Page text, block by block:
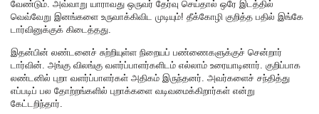
வேண்டும். அவ்வாறு யாராவது ஒருவர் தேர்வு செய்தால் ஒரே இடத்தில்
வெவ்வேறு இனங்களை உருவாக்கிவிட முடியும்! தீக்கோழி குறித்த பதில் இங்கே
டார்வினுக்குக் கிடைத்தது.
இதன்பின் லண்டனைச் சுற்றியுள்ள நிறையப் பண்ணைகளுக்குச் சென்றார்
டார்வின். அங்கு விலங்கு வளர்ப்பாளர்களிடம் எல்லாம் உரையாடினார். குறிப்பாக
லண்டனில் புறா வளர்ப்பாளர்கள் அதிகம் இருந்தனர். அவர்களைச் சந்தித்து
எப்படிப் பல தோற்றங்களில் புறாக்களை வடிவமைக்கிறார்கள் என்று
கேட்டறிந்தார்.